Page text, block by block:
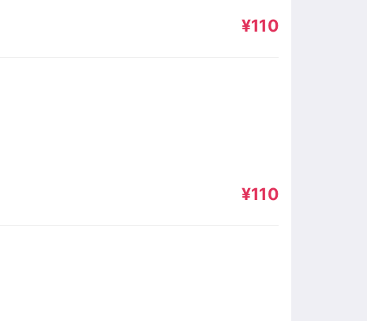
¥110
¥110